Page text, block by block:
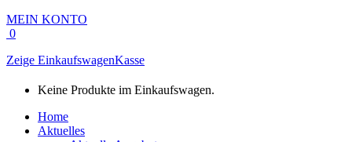
MEIN KONTO
0
Zeige EinkaufswagenKasse
Keine Produkte im Einkaufswagen.
Home
Aktuelles